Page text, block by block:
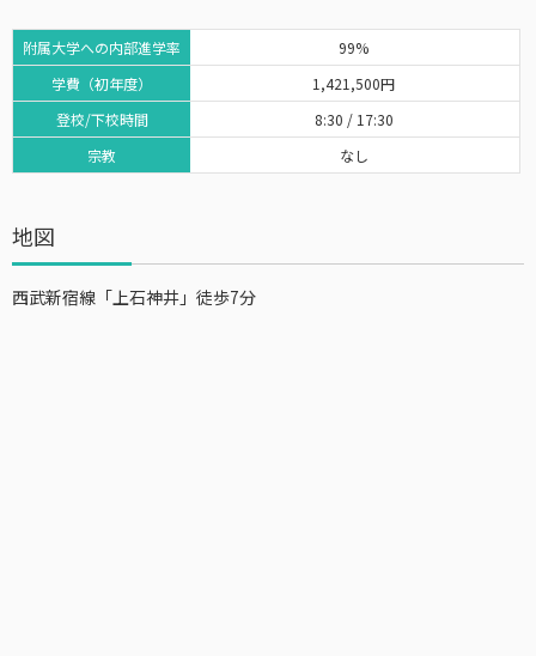
附属大学への内部進学率
学費（初年度）
登校/下校時間
宗教
99%
1,421,500円
8:30 / 17:30
なし
地図
西武新宿線「上石神井」徒歩7分